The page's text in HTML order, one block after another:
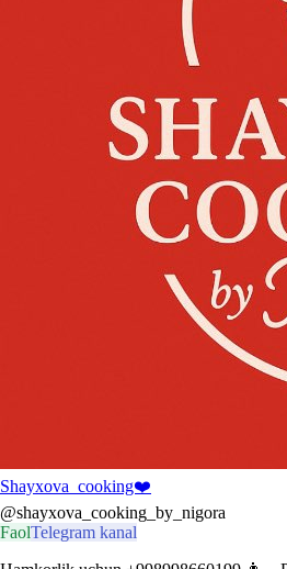
Shayxova_cooking❤️
@shayxova_cooking_by_nigora
FaolTelegram kanal